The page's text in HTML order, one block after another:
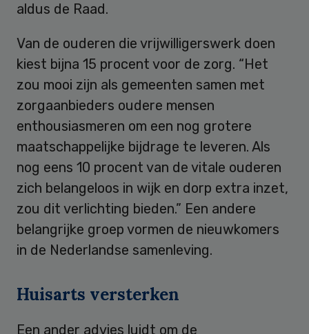
aldus de Raad.
Van de ouderen die vrijwilligerswerk doen
kiest bijna 15 procent voor de zorg. “Het
zou mooi zijn als gemeenten samen met
zorgaanbieders oudere mensen
enthousiasmeren om een nog grotere
maatschappelijke bijdrage te leveren. Als
nog eens 10 procent van de vitale ouderen
zich belangeloos in wijk en dorp extra inzet,
zou dit verlichting bieden.” Een andere
belangrijke groep vormen de nieuwkomers
in de Nederlandse samenleving.
Huisarts versterken
Een ander advies luidt om de